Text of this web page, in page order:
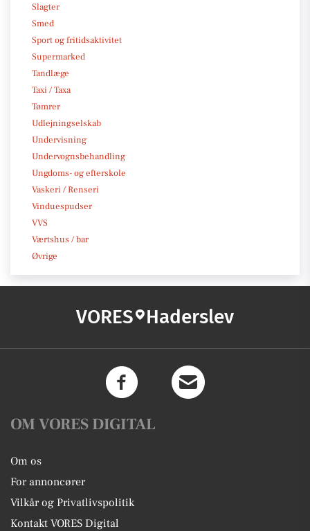
Slagter
Smed
Sport og fritidsaktivitet
Supermarked
Tandlæge
Taxi / Taxa
Tømrer
Udlejningselskab
Undervisning
Undervognsbehandling
Ungdoms- og efterskole
Vaskeri / Renseri
Vinduespudser
VVS
Værtshus / bar
Øvrige
VORES Haderslev
OM VORES DIGITAL
Om os
For annoncører
Vilkår og Privatlivspolitik
Kontakt VORES Digital